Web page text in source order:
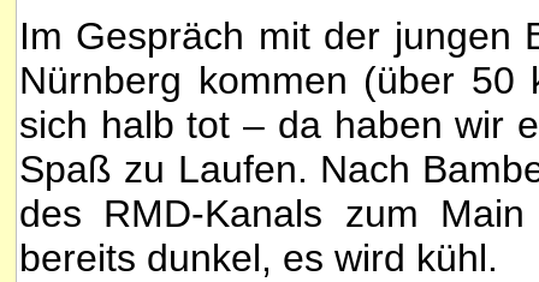
Im Gespräch mit der jungen
Nürnberg kommen (über
sich halb tot – da haben wir
Spaß zu Laufen. Nach
des RMD-Kanals zum
bereits dunkel, es wird kühl.